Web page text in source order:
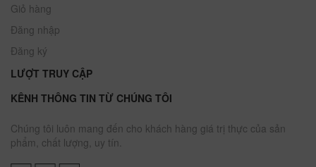
Giỏ hàng
Đăng nhập
Đăng ký
LƯỢT TRUY CẬP
KÊNH THÔNG TIN TỪ CHÚNG TÔI
Chúng tôi luôn mang đến cho khách hàng giá trị thực của sản
phẩm, chất lượng, uy tín.